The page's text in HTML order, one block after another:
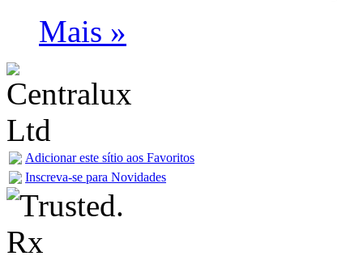
Mais »
Adicionar este sítio aos Favoritos
Inscreva-se para Novidades